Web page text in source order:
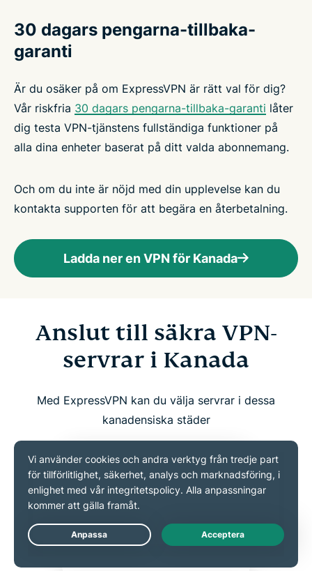
30 dagars pengarna-tillbaka-
garanti
Är du osäker på om ExpressVPN är rätt val för dig?
Vår riskfria 30 dagars pengarna-tillbaka-garanti låter
dig testa VPN-tjänstens fullständiga funktioner på
alla dina enheter baserat på ditt valda abonnemang.
Och om du inte är nöjd med din upplevelse kan du
kontakta supporten för att begära en återbetalning.
Ladda ner en VPN för Kanada
Anslut till säkra VPN-
servrar i Kanada
Med ExpressVPN kan du välja servrar i dessa
kanadensiska städer
Live Chat